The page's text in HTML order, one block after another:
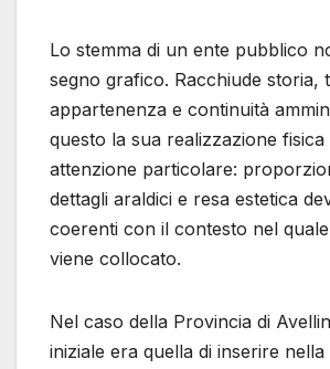
Lo stemma di un ente pubblico
segno grafico. Racchiude storia,
appartenenza e continuità
questo la sua realizzazione fisica
attenzione particolare:
dettagli araldici e resa estetica
coerenti con il contesto nel quale
viene collocato.
Nel caso della Provincia di
iniziale era quella di inserire